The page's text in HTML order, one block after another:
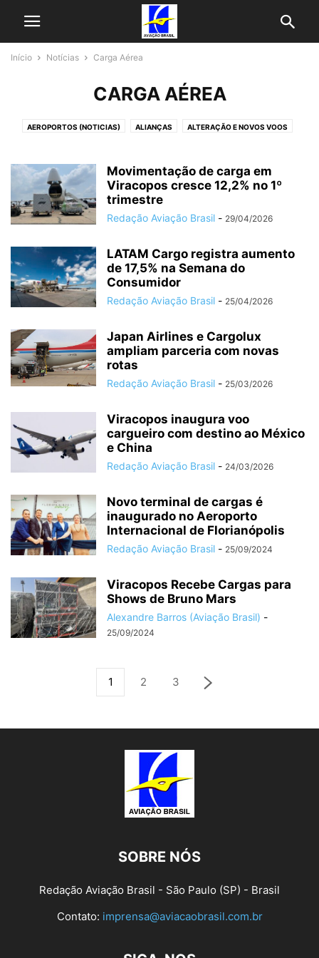
Início Notícias Carga Aérea
CARGA AÉREA
AEROPORTOS (NOTICIAS) ALIANÇAS ALTERAÇÃO E NOVOS VOOS
ENCOMENDAS E FROTAS
GOL NOTICIAS HISTÓRIA LATAM NOTICIAS MATÉRIAS MRO
PROGRAMAS DE FIDELIZAÇÃO PROMOÇÕES DE PASSAGENS
SUSTENTABILIDADE TECNOLOGIAS TENDÊNCIAS DE MERCADO
Movimentação de carga em
Viracopos cresce 12,2% no 1º
trimestre
Redação Aviação Brasil - 29/04/2026
LATAM Cargo registra aumento
de 17,5% na Semana do
Consumidor
Redação Aviação Brasil - 25/04/2026
Japan Airlines e Cargolux
ampliam parceria com novas
rotas
Redação Aviação Brasil - 25/03/2026
Viracopos inaugura voo
cargueiro com destino ao México
e China
Redação Aviação Brasil - 24/03/2026
Novo terminal de cargas é
inaugurado no Aeroporto
Internacional de Florianópolis
Redação Aviação Brasil - 25/09/2024
Viracopos Recebe Cargas para
Shows de Bruno Mars
Alexandre Barros (Aviação Brasil) -
25/09/2024
1 2 3
SOBRE NÓS
Redação Aviação Brasil - São Paulo (SP) - Brasil
Contato: imprensa@aviacaobrasil.com.br